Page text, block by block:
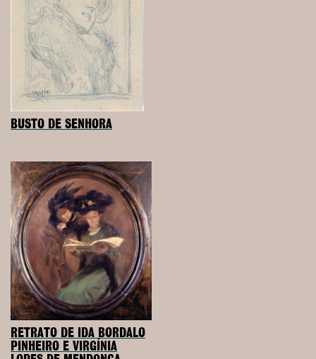
BUSTO DE SENHORA
RETRATO DE IDA BORDALO
PINHEIRO E VIRGÍNIA